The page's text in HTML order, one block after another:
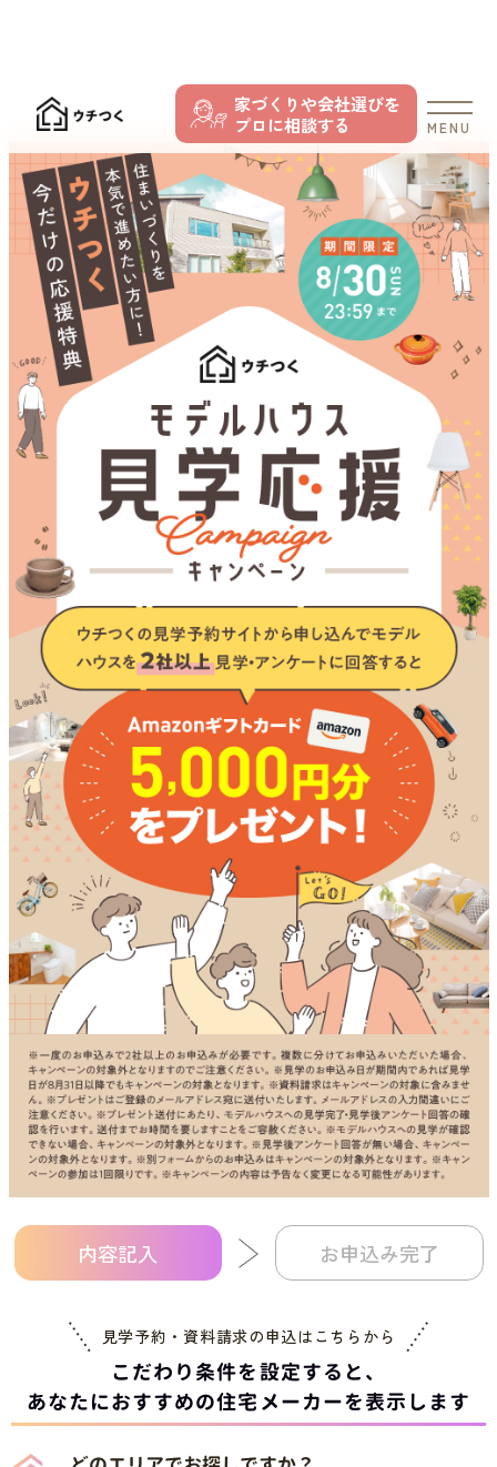
MENU
家づくりや会社選びを
プロに相談する
内容記入 お申込み完了
見学予約・資料請求の申込は こちらから
こだわり条件を設定すると、
あなたにおすすめの住宅メーカーを表示します